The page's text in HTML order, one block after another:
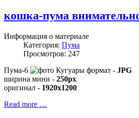
кошка-пума
Информация о материале
Категория: Пума
Просмотров: 247
Пума-6
формат - JPG
ширина мини - 250px
оригинал - 1920x1200
Read more …